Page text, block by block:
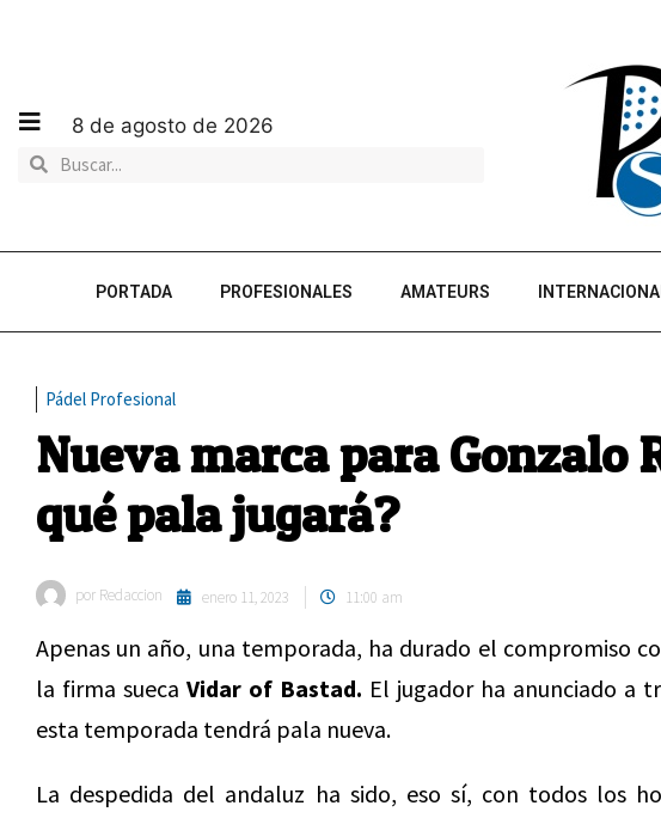
8 de agosto de 2026
PORTADA PROFESIONALES AMATEURS
Pádel Profesional
Nueva marca para Gonzalo
qué pala jugará?
por Redaccion enero 11, 2023 11:00 am
Apenas un año, una temporada, ha durado el compromiso
la firma sueca Vidar of Bastad. El jugador ha anunciado a
esta temporada tendrá pala nueva.
La despedida del andaluz ha sido, eso sí, con todos los